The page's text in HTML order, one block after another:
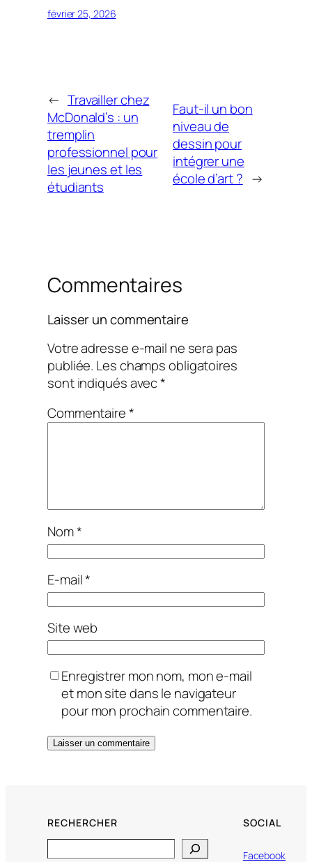
février 25, 2026
← Travailler chez
McDonald’s : un
tremplin
professionnel pour
les jeunes et les
étudiants
Faut-il un bon
niveau de
dessin pour
intégrer une
école d’art ? →
Commentaires
Laisser un commentaire
Votre adresse e-mail ne sera pas
publiée. Les champs obligatoires
sont indiqués avec*
Commentaire*
Nom*
E-mail*
Site web
Enregistrer mon nom, mon e-mail
et mon site dans le navigateur
pour mon prochain commentaire.
RECHERCHER SOCIAL
Facebook